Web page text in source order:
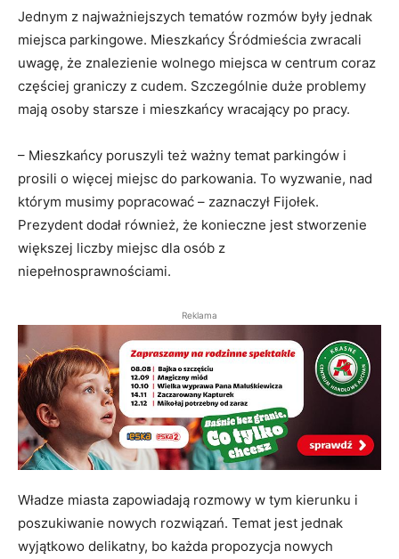
Jednym z najważniejszych tematów rozmów były jednak
miejsca parkingowe. Mieszkańcy Śródmieścia zwracali
uwagę, że znalezienie wolnego miejsca w centrum coraz
częściej graniczy z cudem. Szczególnie duże problemy
mają osoby starsze i mieszkańcy wracający po pracy.
– Mieszkańcy poruszyli też ważny temat parkingów i
prosili o więcej miejsc do parkowania. To wyzwanie, nad
którym musimy popracować – zaznaczył Fijołek.
Prezydent dodał również, że konieczne jest stworzenie
większej liczby miejsc dla osób z
niepełnosprawnościami.
Reklama
Władze miasta zapowiadają rozmowy w tym kierunku i
poszukiwanie nowych rozwiązań. Temat jest jednak
wyjątkowo delikatny, bo każda propozycja nowych